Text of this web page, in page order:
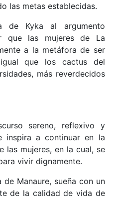
las metas establecidas.
de Kyka al argumento
que las mujeres de La
a la metáfora de ser
que los cactus del
más reverdecidos
sereno, reflexivo y
inspira a continuar en la
las mujeres, en la cual, se
vivir dignamente.
de Manaure, sueña con un
de la calidad de vida de